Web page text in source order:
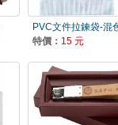
PVC文件拉鍊袋-混
特價： 15 元